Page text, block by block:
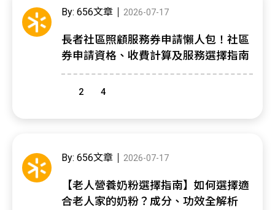
By: 656文章 2026-07-17
長者社區照顧服務券申請懶人包！社區
券申請資格、收費計算及服務選擇指南
2 4
By: 656文章 2026-07-17
【老人營養奶粉選擇指南】如何選擇適
合老人家的奶粉？成分、功效全解析